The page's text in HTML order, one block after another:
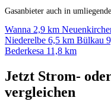
Gasanbieter auch in
Wanna 2,9 km
Niederelbe 6,5 km Bülkau
Bederkesa 11,8 km
Jetzt Strom-
vergleichen